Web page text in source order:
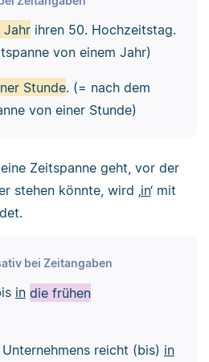
Jahrihren 50. Hochzeitstag.
von einem Jahr)
Stunde. (= nach dem
von einer Stunde)
Zeitspanne geht, vor der
stehen könnte, wird ‚ in‘ mit
bei Zeitangaben
in die frühen
reicht (bis) in